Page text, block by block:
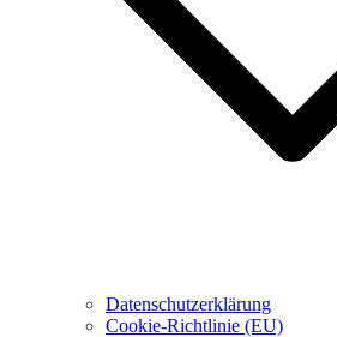
Datenschutzerklärung
Cookie-Richtlinie (EU)